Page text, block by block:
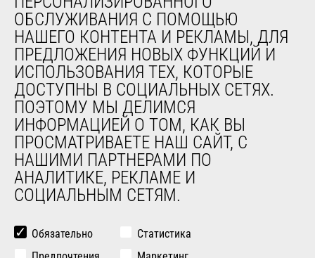
О НАС
Компания
Контакты
Юридическая информация
Мероприятия
Новости
История
General Terms and Conditions of Sale
ДРУГИЕ САЙТЫ ГРУППЫ
ОБСЛУЖИВАНИЯ С ПОМОЩЬЮ
НАШЕГО КОНТЕНТА И РЕКЛАМЫ, ДЛЯ
ПРЕДЛОЖЕНИЯ НОВЫХ ФУНКЦИЙ И
ИСПОЛЬЗОВАНИЯ ТЕХ, КОТОРЫЕ
ДОСТУПНЫ В СОЦИАЛЬНЫХ СЕТЯХ.
ПОЭТОМУ МЫ ДЕЛИМСЯ
ИНФОРМАЦИЕЙ О ТОМ, КАК ВЫ
ПРОСМАТРИВАЕТЕ НАШ САЙТ, С
НАШИМИ ПАРТНЕРАМИ ПО
АНАЛИТИКЕ, РЕКЛАМЕ И
СОЦИАЛЬНЫМ СЕТЯМ.
Обязательно
Статистика